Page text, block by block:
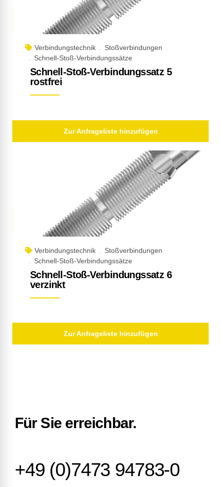
Verbindungstechnik
Stoßverbindungen
Schnell-Stoß-Verbindungssätze
Schnell-Stoß-Verbindungssatz 5
rostfrei
Zur Anfrageliste hinzufügen
Verbindungstechnik
Stoßverbindungen
Schnell-Stoß-Verbindungssätze
Schnell-Stoß-Verbindungssatz 6
verzinkt
Zur Anfrageliste hinzufügen
Für Sie erreichbar.
+49 (0)7473 94783-0